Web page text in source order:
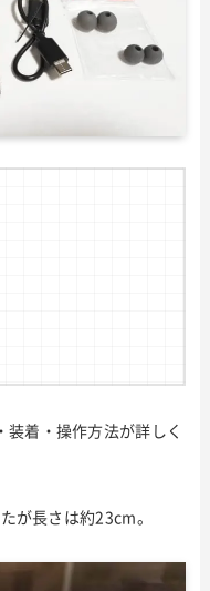
着・操作方法が詳しく
が長さは約23cm。